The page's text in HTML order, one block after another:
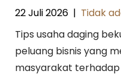
22 Juli 2026 | Tidak
Tips usaha daging
peluang bisnis yang
masyarakat